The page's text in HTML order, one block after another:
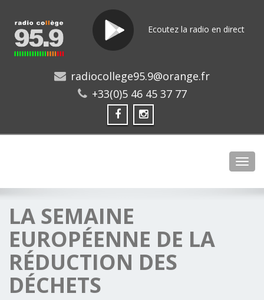
Ecoutez la radio en direct
radiocollege95.9@orange.fr
+33(0)5 46 45 37 77
LA SEMAINE
EUROPÉENNE DE LA
RÉDUCTION DES
DÉCHETS